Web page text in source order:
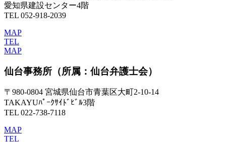
愛知県建設センター4階
TEL 052-918-2039
MAP
TEL
MAP
仙台事務所 （所属：仙台弁護士会）
〒980-0804 宮城県仙台市青葉区大町2-10-14
TAKAYUﾊﾟｰｸｻｲﾄﾞﾋﾞﾙ3階
TEL 022-738-7118
MAP
TEL